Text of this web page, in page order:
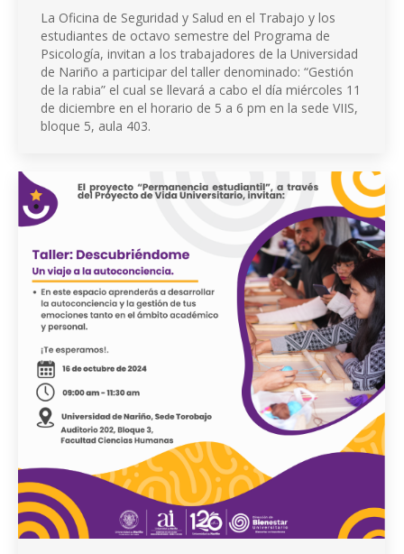
La Oficina de Seguridad y Salud en el Trabajo y los
estudiantes de octavo semestre del Programa de
Psicología, invitan a los trabajadores de la Universidad
de Nariño a participar del taller denominado: “Gestión
de la rabia” el cual se llevará a cabo el día miércoles 11
de diciembre en el horario de 5 a 6 pm en la sede VIIS,
bloque 5, aula 403.